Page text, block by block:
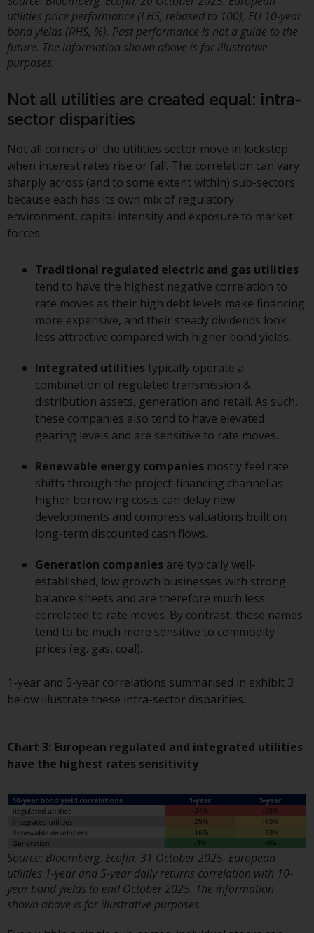
Fonds prüfen. Diese und andere
Informationen finden Sie im
Verkaufsprospekt des Fonds, der
telefonisch unter 1-855-RWC-
Sie
https://www.redwheel.com/us/en/
and-documents/ besuchen. Bitte
lesen Sie den Verkaufsprospekt
sorgfältig durch, bevor Sie
investieren.
Andere auf dieser Website
beschriebene Fonds unterliegen
wie 40 Act Funds, einschließlich
der Anforderungen an
Investmentfonds, Anlegern
bestimmte regelmäßige und
standardisierte Preis- und
Bewertungsinformationen zur
Verfügung zu stellen. Qualifizierte
potenzielle Anleger sollten vor
einer Anlage in diese Fonds das
Angebotsprospekt und andere
zugehörige Fondsdokumente
konsultieren, um eine
vollständige Liste der Risiken und
andere relevante Informationen
zu erhalten.
Produkte und Dienstleistungen
Diese Website beschreibt die
Fähigkeiten von Redwheel und
dient nur zu
auf dieser Website enthaltenen
Materialien soll ein
zur Abgabe eines Angebots zum
Kauf von Produkten oder
von Redwheel oder einem seiner
verbundenen Unternehmen
bereitgestellt werden, und darf
nicht im Zusammenhang mit
einer Anlageentscheidung
herangezogen werden. Diese
Website bietet keine spezifische
utilities price performance (LHS, rebased to 100), EU 10-year
bond yields (RHS, %). Past performance is not a guide to the
future. The information shown above is for illustrative
purposes.
Not all utilities are created equal: intra-
sector disparities
Not all corners of the utilities sector move in lockstep
when interest rates rise or fall. The correlation can vary
sharply across (and to some extent within) sub-sectors
because each has its own mix of regulatory
environment, capital intensity and exposure to market
forces.
Traditional regulated electric and gas utilities
tend to have the highest negative correlation to
rate moves as their high debt levels make financing
more expensive, and their steady dividends look
less attractive compared with higher bond yields.
Integrated utilities typically operate a
combination of regulated transmission &
distribution assets, generation and retail. As such,
these companies also tend to have elevated
gearing levels and are sensitive to rate moves.
Renewable energy companies mostly feel rate
shifts through the project-financing channel as
higher borrowing costs can delay new
developments and compress valuations built on
long-term discounted cash flows.
Generation companies are typically well-
established, low growth businesses with strong
balance sheets and are therefore much less
correlated to rate moves. By contrast, these names
tend to be much more sensitive to commodity
prices (eg. gas, coal).
1-year and 5-year correlations summarised in exhibit 3
below illustrate these intra-sector disparities.
Chart 3: European regulated and integrated utilities
have the highest rates sensitivity
Source: Bloomberg, Ecofin, 31 October 2025. European
utilities 1-year and 5-year daily returns correlation with 10-
year bond yields to end October 2025. The information
shown above is for illustrative purposes.